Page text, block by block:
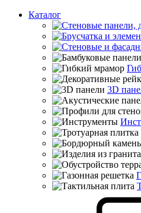
Каталог
3D